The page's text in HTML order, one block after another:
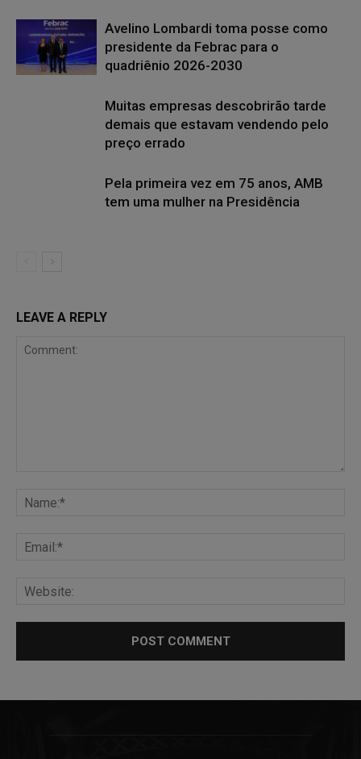
Avelino Lombardi toma posse como
presidente da Febrac para o
quadriênio 2026-2030
Muitas empresas descobrirão tarde
demais que estavam vendendo pelo
preço errado
Pela primeira vez em 75 anos, AMB
tem uma mulher na Presidência
LEAVE A REPLY